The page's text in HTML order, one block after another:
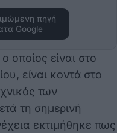
πηγή
Google
οποίος είναι στο
είναι κοντά στο
των
τη σημερινή
εκτιμήθηκε πως